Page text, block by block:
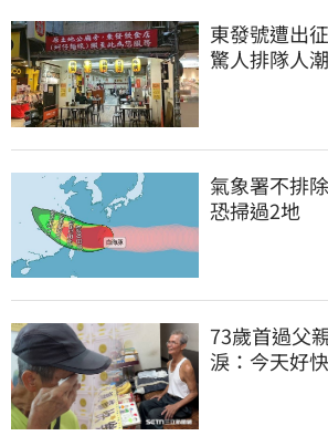
東發號遭出
驚人排隊人潮
氣象署不排
恐掃過2地
73歲首過父
淚：今天好